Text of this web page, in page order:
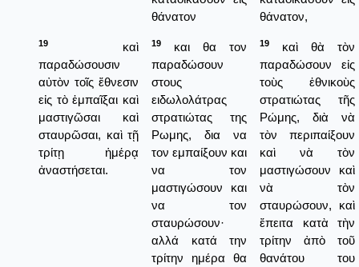
θάνατον
θάνατον,
19
καὶ
παραδώσουσιν
αὐτὸν τοῖς ἔθνεσιν
εἰς τὸ ἐμπαῖξαι καὶ
μαστιγῶσαι καὶ
σταυρῶσαι, καὶ τῇ
τρίτῃ ἡμέρᾳ
ἀναστήσεται.
19
και θα τον
παραδώσουν
στους
ειδωλολάτρας
στρατιώτας της
Ρωμης, δια να
τον εμπαίξουν και
να τον
μαστιγώσουν και
να τον
σταυρώσουν·
αλλά κατά την
τρίτην ημέρα θα
19
καὶ θὰ τὸν
παραδώσουν εἰς
τοὺς ἐθνικοὺς
στρατιώτας τῆς
Ρώμης, διὰ νὰ
τὸν περιπαίξουν
καὶ νὰ τὸν
μαστιγώσουν καὶ
νὰ τὸν
σταυρώσουν, καὶ
ἔπειτα κατὰ τὴν
τρίτην ἀπὸ τοῦ
θανάτου του